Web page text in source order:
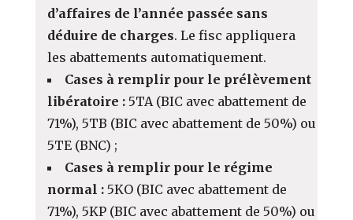
d’affaires de l’année passée sans
déduire de charges. Le fisc appliquera
les abattements automatiquement.
Cases à remplir pour le prélèvement
libératoire : 5TA (BIC avec abattement de
71%), 5TB (BIC avec abattement de 50%) ou
5TE (BNC) ;
Cases à remplir pour le régime
normal : 5KO (BIC avec abattement de
71%), 5KP (BIC avec abattement de 50%) ou